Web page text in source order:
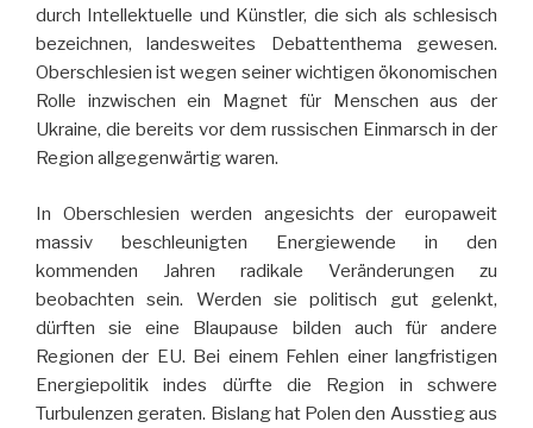
durch Intellektuelle und Künstler, die sich als schlesisch
bezeichnen, landesweites Debattenthema gewesen.
Oberschlesien ist wegen seiner wichtigen ökonomischen
Rolle inzwischen ein Magnet für Menschen aus der
Ukraine, die bereits vor dem russischen Einmarsch in der
Region allgegenwärtig waren.
In Oberschlesien werden angesichts der europaweit
massiv beschleunigten Energiewende in den
kommenden Jahren radikale Veränderungen zu
beobachten sein. Werden sie politisch gut gelenkt,
dürften sie eine Blaupause bilden auch für andere
Regionen der EU. Bei einem Fehlen einer langfristigen
Energiepolitik indes dürfte die Region in schwere
Turbulenzen geraten. Bislang hat Polen den Ausstieg aus